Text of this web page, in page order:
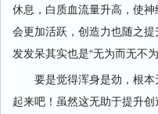
休息，白质血流量升高，使
会更加活跃，创造力也随之
发发呆其实也是“无为而无不为
要是觉得浑身是劲，根本
起来吧！虽然这无助于提升